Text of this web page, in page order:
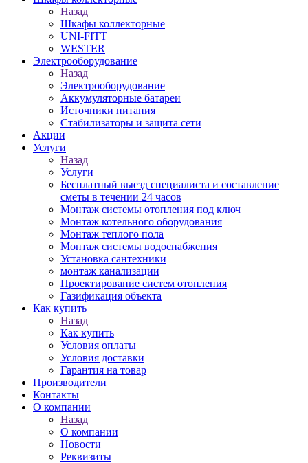
Назад
Шкафы коллекторные
UNI-FITT
WESTER
Электрооборудование
Назад
Электрооборудование
Аккумуляторные батареи
Источники питания
Стабилизаторы и защита сети
Акции
Услуги
Назад
Услуги
Бесплатный выезд специалиста и составление
сметы в течении 24 часов
Монтаж системы отопления под ключ
Монтаж котельного оборудования
Монтаж теплого пола
Монтаж системы водоснабжения
Установка сантехники
монтаж канализации
Проектирование систем отопления
Газификация объекта
Как купить
Назад
Как купить
Условия оплаты
Условия доставки
Гарантия на товар
Производители
Контакты
О компании
Назад
О компании
Новости
Реквизиты